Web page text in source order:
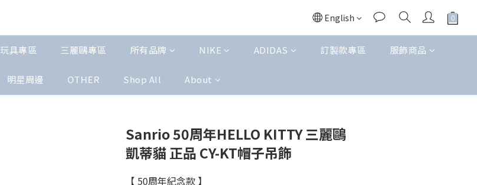
English
玩具專區 三麗鷗專區 所有品牌 NIKE ADIDAS 訂製款專區 服飾商品
明星周邊 OTHER Shop All About
Sanrio 50周年HELLO KITTY 三麗鷗
凱蒂貓 正品 CY-KT帽子吊飾
【 50周年紀念款 】